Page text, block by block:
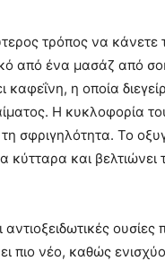
τρόπος να κάνετε
από ένα μασάζ από
καφεΐνη, η οποία
Η κυκλοφορία
τη σφριγηλότητα. Το
κύτταρα και βελτιώνει
αντιοξειδωτικές
πιο νέο, καθώς